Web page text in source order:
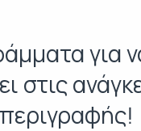
για
στις